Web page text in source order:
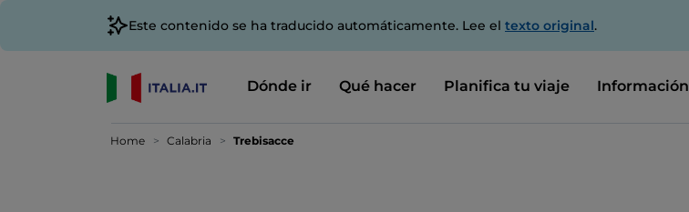
Este contenido se ha traducido automáticamente. Lee el texto original.
Dónde ir Qué hacer Planifica tu viaje Información
Home Calabria Trebisacce